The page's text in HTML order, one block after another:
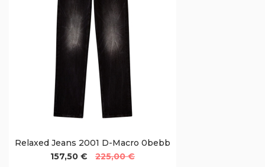
Relaxed Jeans 2001 D-Macro 0bebb
157,50 €
225,00 €